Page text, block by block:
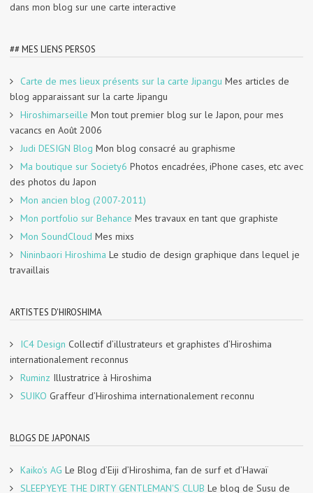
dans mon blog sur une carte interactive
## MES LIENS PERSOS
Carte de mes lieux présents sur la carte Jipangu Mes articles de
blog apparaissant sur la carte Jipangu
Hiroshimarseille Mon tout premier blog sur le Japon, pour mes
vacancs en Août 2006
Judi DESIGN Blog Mon blog consacré au graphisme
Ma boutique sur Society6 Photos encadrées, iPhone cases, etc avec
des photos du Japon
Mon ancien blog (2007-2011)
Mon portfolio sur Behance Mes travaux en tant que graphiste
Mon SoundCloud Mes mixs
Nininbaori Hiroshima Le studio de design graphique dans lequel je
travaillais
ARTISTES D'HIROSHIMA
IC4 Design Collectif d’illustrateurs et graphistes d’Hiroshima
internationalement reconnus
Ruminz Illustratrice à Hiroshima
SUIKO Graffeur d’Hiroshima internationalement reconnu
BLOGS DE JAPONAIS
Kaiko's AG Le Blog d’Eiji d’Hiroshima, fan de surf et d’Hawaï
SLEEPYEYE THE DIRTY GENTLEMAN'S CLUB Le blog de Susu de